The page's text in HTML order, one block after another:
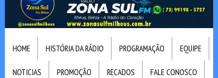
HOME HISTÓRIA DA RÁDIO PROGRAMAÇÃO EQUIPE
NOTICIAS PROMOÇÃO RECADOS FALE CONOSCO